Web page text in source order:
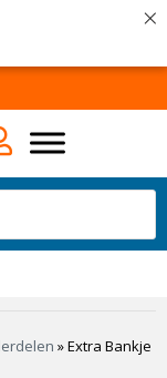
×
»Extra Bankje